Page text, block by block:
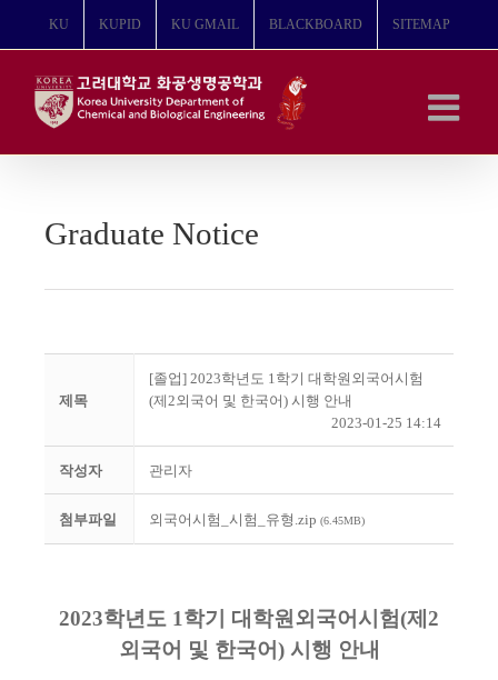
뛰
KU KUPID KU GMAIL BLACKBOARD SITEMAP
Graduate Notice
제목
[졸업] 2023학년도 1학기 대학원외국어시험
(제2외국어 및 한국어) 시행 안내
2023-01-25 14:14
작성자 관리자
첨부파일 외국어시험_시험_유형.zip (6.45MB)
2023학년도 1학기 대학원외국어시험(제2
외국어 및 한국어) 시행 안내